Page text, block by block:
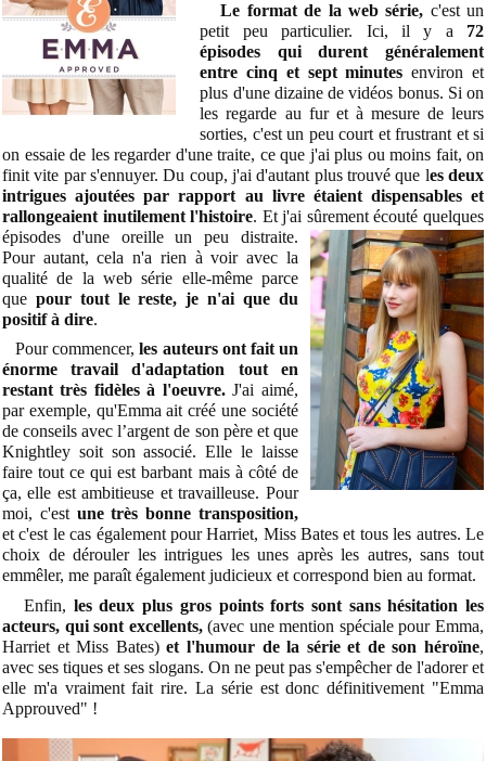
Le format de la web série, c'est un
petit peu particulier. Ici, il y a 72
épisodes qui durent généralement
entre cinq et sept minutes environ et
plus d'une dizaine de vidéos bonus. Si on
les regarde au fur et à mesure de leurs
sorties, c'est un peu court et frustrant et si
on essaie de les regarder d'une traite, ce que j'ai plus ou moins fait, on
finit vite par s'ennuyer. Du coup, j'ai d'autant plus trouvé que les deux
intrigues ajoutées par rapport au livre étaient dispensables et
rallongeaient inutilement l'histoire. Et j'ai sûrement écouté quelques
épisodes d'une oreille un peu distraite.
Pour autant, cela n'a rien à voir avec la
qualité de la web série elle-même parce
que pour tout le reste, je n'ai que du
positif à dire.
Pour commencer,les auteurs ont fait un
énorme travail d'adaptation tout en
restant très fidèles à l'oeuvre.J'ai aimé,
par exemple, qu'Emma ait créé une société
de conseils avec l’argent de son père et que
Knightley soit son associé. Elle le laisse
faire tout ce qui est barbant mais à côté de
ça, elle est ambitieuse et travailleuse. Pour
moi, c'est une très bonne transposition,
et c'est le cas également pour Harriet, Miss Bates et tous les autres. Le
choix de dérouler les intrigues les unes après les autres, sans tout
emmêler, me paraît également judicieux et correspond bien au format.
Enfin, les deux plus gros points forts sont sans hésitation les
acteurs, qui sont excellents,(avec une mention spéciale pour Emma,
Harriet et Miss Bates)et l'humour de la série et de son héroïne,
avec ses tiques et ses slogans. On ne peut pas s'empêcher de l'adorer et
elle m'a vraiment fait rire. La série est donc définitivement "Emma
Approuved" !